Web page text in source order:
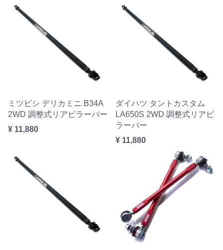
ミツビシ デリカミニ B34A
2WD 調整式リアピラーバー
¥ 11,880
ダイハツ タントカスタム
LA650S 2WD 調整式リアピ
ラーバー
¥ 11,880